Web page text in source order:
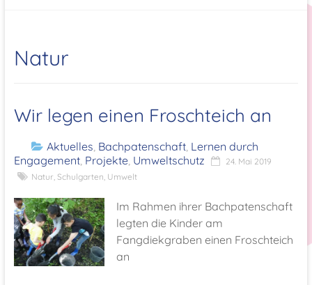
Natur
Wir legen einen Froschteich an
Aktuelles, Bachpatenschaft, Lernen durch
Engagement, Projekte, Umweltschutz
24. Mai 2019
Natur, Schulgarten, Umwelt
Im Rahmen ihrer Bachpatenschaft
legten die Kinder am
Fangdiekgraben einen Froschteich
an